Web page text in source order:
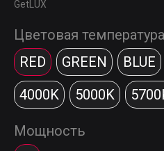
GetLUX
Цветовая температура
RED
GREEN BLUE
4000K
5000K
Мощность